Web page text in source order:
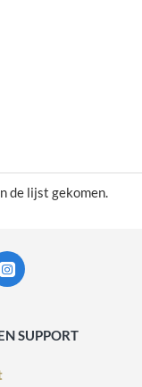
de lijst gekomen.
SUPPORT